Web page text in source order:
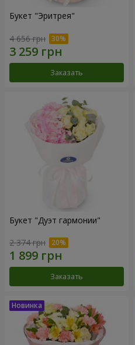
Букет "Эритрея"
4 656 грн
Заказать
Букет "Дуэт гармонии"
2 374 грн
Заказать